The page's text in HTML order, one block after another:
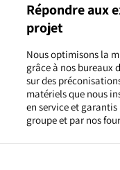
Répondre aux
projet
Nous optimisons la
grâce à nos bureaux
sur des
matériels que nous
en service et garantis
groupe et par nos